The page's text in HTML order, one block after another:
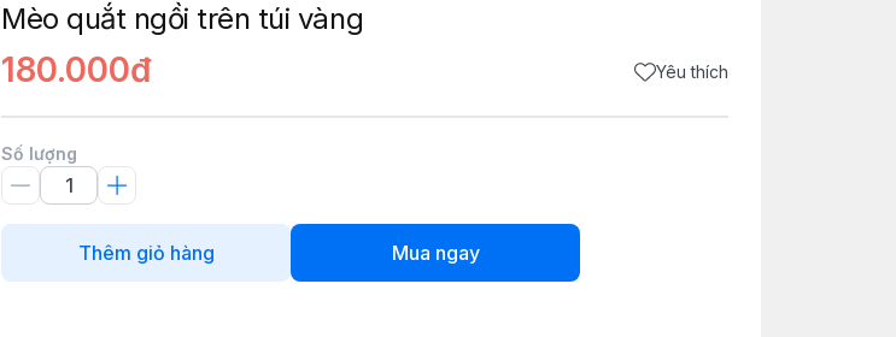
Mèo quắt ngồi trên túi vàng
180.000đ Yêu thích
Số lượng
Thêm giỏ hàng Mua ngay